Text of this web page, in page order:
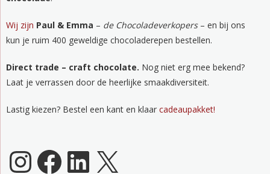
Wij zijn Paul & Emma – de Chocoladeverkopers– en bij ons
kun je ruim 400 geweldige chocoladerepen bestellen.
Direct trade – craft chocolate. Nog niet erg mee bekend?
Laat je verrassen door de heerlijke smaakdiversiteit.
Lastig kiezen? Bestel een kant en klaar cadeaupakket!
Chocoladeverkopers Instagram
Facebook
LinkedIn
X